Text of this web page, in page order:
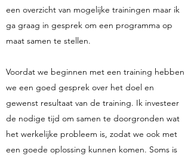
een overzicht van mogelijke trainingen maar ik
ga graag in gesprek om een programma op
maat samen te stellen.
Voordat we beginnen met een training hebben
we een goed gesprek over het doel en
gewenst resultaat van de training. Ik investeer
de nodige tijd om samen te doorgronden wat
het werkelijke probleem is, zodat we ook met
een goede oplossing kunnen komen. Soms is